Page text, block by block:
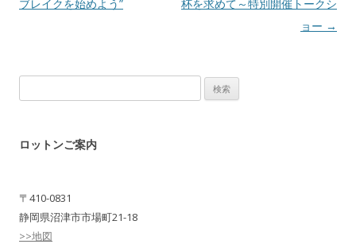
ブレイクを始めよう”
杯を求めて～特別開催トークシ
ョー →
索:
ロットンご案内
〒410-0831
静岡県沼津市市場町21-18
>>地図